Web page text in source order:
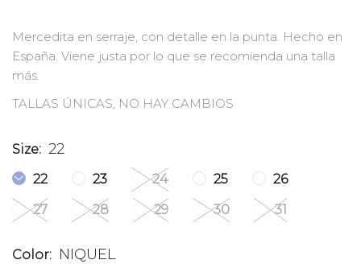
Mercedita en serraje, con detalle en la punta. Hecho en
España. Viene justa por lo que se recomienda una talla
más.
TALLAS ÚNICAS, NO HAY CAMBIOS
Size: 22
22 23 24 25
26
27
28 29 30 31
Color: NIQUEL